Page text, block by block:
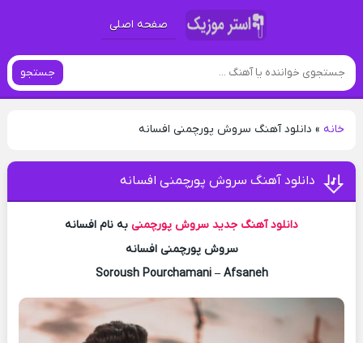
صفحه اصلی
جستجو
خانه» دانلود آهنگ سروش پورچمنی افسانه
دانلود آهنگ سروش پورچمنی افسانه
دانلود آهنگ جدید سروش پورچمنی به نام افسانه
سروش پورچمنی افسانه
Soroush Pourchamani – Afsaneh